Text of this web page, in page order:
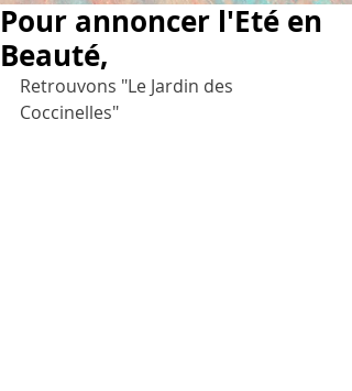
Pour annoncer l'Eté en
Beauté,
Retrouvons "Le Jardin des
Coccinelles"